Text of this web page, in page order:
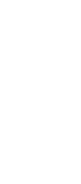
notre service